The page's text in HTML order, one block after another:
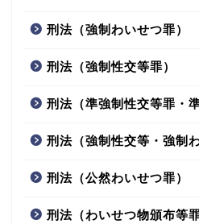
刑法（強制わいせつ罪）
刑法（強制性交等罪）
刑法（準強制性交等罪・
刑法（強制性交等・強制
刑法（公然わいせつ罪）
刑法（わいせつ物頒布等罪